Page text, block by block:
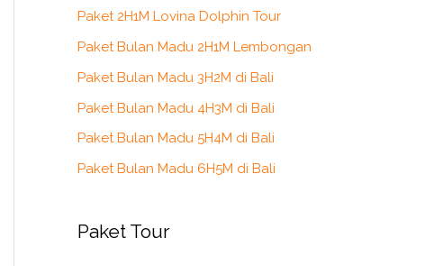
h
f
o
r
:
Paket 2H1M Lovina Dolphin Tour
Paket Bulan Madu 2H1M Lembongan
Paket Bulan Madu 3H2M di Bali
Paket Bulan Madu 4H3M di Bali
Paket Bulan Madu 5H4M di Bali
Paket Bulan Madu 6H5M di Bali
Paket Tour